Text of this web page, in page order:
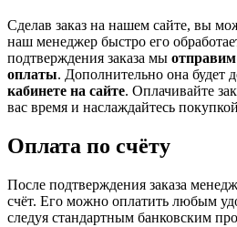
Сделав заказ на нашем сайте, вы
наш менеджер быстро его
подтверждения заказа мы
оплаты. Дополнительно она будет
кабинете на сайте. Оплачивайте
вас время и наслаждайтесь
Оплата по счёту
После подтверждения заказа
счёт. Его можно оплатить любым
следуя стандартным банковским